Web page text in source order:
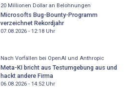
20 Millionen Dollar an Belohnungen
Microsofts Bug-Bounty-Programm
verzeichnet Rekordjahr
07.08.2026 - 12:18Uhr
Nach Vorfällen bei OpenAI und Anthropic
Meta-KI bricht aus Testumgebung aus und
hackt andere Firma
06.08.2026 - 14:52Uhr